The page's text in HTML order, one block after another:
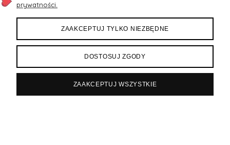
PŁATNOŚCI I DOSTAWA
REGULAMINY
OPINIE O NAS
prywatności.
ZAAKCEPTUJ TYLKO NIEZBĘDNE
DOSTOSUJ ZGODY
ZAAKCEPTUJ WSZYSTKIE